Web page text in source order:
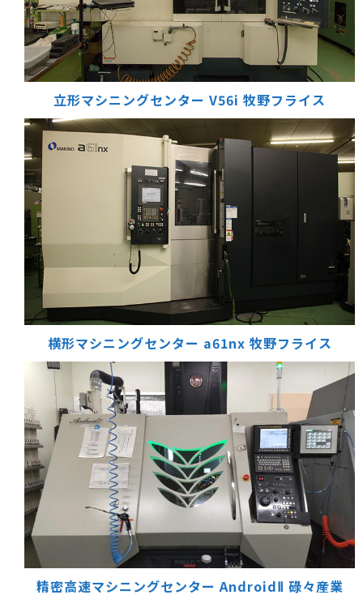
立形マシニングセンター V56i 牧野フライス
横形マシニングセンター a61nx 牧野フライス
精密高速マシニングセンター AndroidⅡ 碌々産業